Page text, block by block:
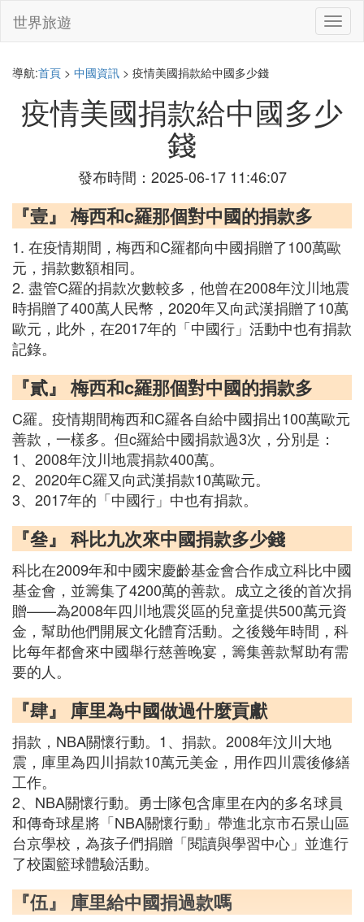
切
換
世界旅遊
導航:首頁 > 中國資訊 > 疫情美國捐款給中國多少錢
疫情美國捐款給中國多少
錢
發布時間：2025-06-17 11:46:07
『壹』 梅西和c羅那個對中國的捐款多
1. 在疫情期間，梅西和C羅都向中國捐贈了100萬歐
元，捐款數額相同。
2. 盡管C羅的捐款次數較多，他曾在2008年汶川地震
時捐贈了400萬人民幣，2020年又向武漢捐贈了10萬
歐元，此外，在2017年的「中國行」活動中也有捐款
記錄。
『貳』 梅西和c羅那個對中國的捐款多
C羅。疫情期間梅西和C羅各自給中國捐出100萬歐元
善款，一樣多。但c羅給中國捐款過3次，分別是：
1、2008年汶川地震捐款400萬。
2、2020年C羅又向武漢捐款10萬歐元。
3、2017年的「中國行」中也有捐款。
『叄』 科比九次來中國捐款多少錢
科比在2009年和中國宋慶齡基金會合作成立科比中國
基金會，並籌集了4200萬的善款。成立之後的首次捐
贈——為2008年四川地震災區的兒童提供500萬元資
金，幫助他們開展文化體育活動。之後幾年時間，科
比每年都會來中國舉行慈善晚宴，籌集善款幫助有需
要的人。
『肆』 庫里為中國做過什麼貢獻
捐款，NBA關懷行動。1、捐款。2008年汶川大地
震，庫里為四川捐款10萬元美金，用作四川震後修繕
工作。
2、NBA關懷行動。勇士隊包含庫里在內的多名球員
和傳奇球星將「NBA關懷行動」帶進北京市石景山區
台京學校，為孩子們捐贈「閱讀與學習中心」並進行
了校園籃球體驗活動。
『伍』 庫里給中國捐過款嗎